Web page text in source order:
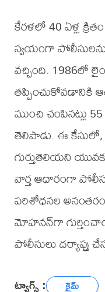
కేరళలో 40 ఏళ్ల
స్వయంగా
వచ్చింది. 1986లో
తప్పించుకోవడానికి
ముంచి చంపినట్లు
తెలిపాడు. ఈ
గుర్తుతెలియని
వార్త ఆధారంగా
పరిశోధనల
మోహనన్‌గా
పోలీసులు దర్యాప్తు
ట్యాగ్స్ : క్రైమ్